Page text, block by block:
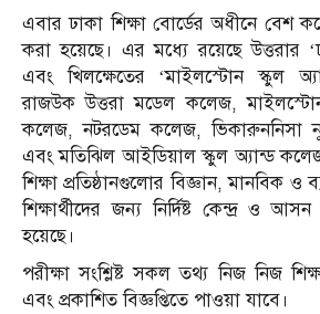
এবার ঢাকা শিক্ষা বোর্ডের অধীনে বেশ
করা হয়েছে। এর মধ্যে রয়েছে উত্তরার
এবং খিলক্ষেতের ‘মাইলস্টোন স্কুল
রাজউক উত্তরা মডেল কলেজ,
কলেজ, নটরডেম কলেজ, ভিকারুননিসা
এবং মতিঝিল আইডিয়াল স্কুল অ্যান্ড
শিক্ষা প্রতিষ্ঠানগুলোর বিজ্ঞান, মানবিক ও
শিক্ষার্থীদের জন্য নির্দিষ্ট কেন্দ্র ও
হয়েছে।
পরীক্ষা সংশ্লিষ্ট সকল তথ্য নিজ নিজ
এবং প্রকাশিত বিজ্ঞপ্তিতে পাওয়া যাবে।